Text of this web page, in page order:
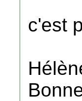
c'est